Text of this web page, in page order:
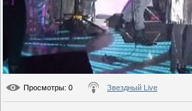
Просмотры: 0 Звездный Live